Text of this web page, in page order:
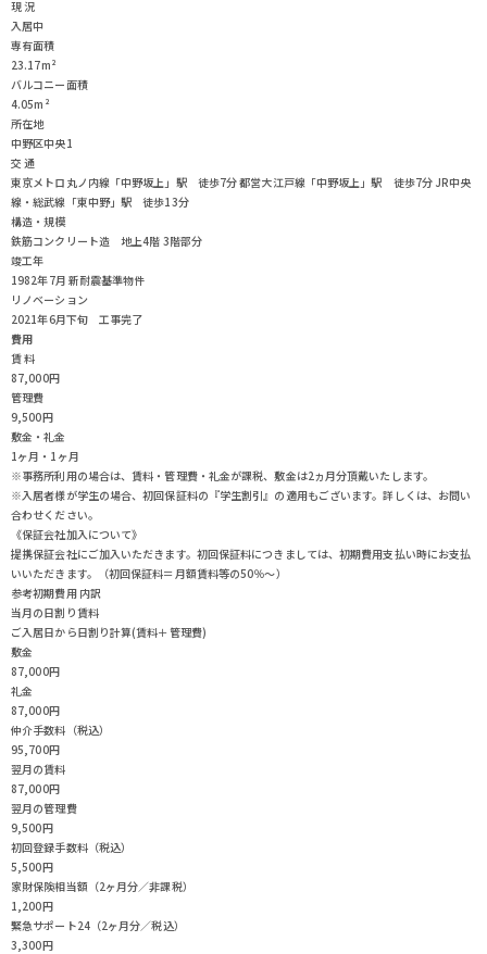
現 況
入居中
専有面積
23.17m²
バルコニー面積
4.05m²
所在地
中野区中央1
交 通
東京メトロ丸ノ内線「中野坂上」駅 徒歩7分都営大江戸線「中野坂上」駅 徒歩7分 JR中央
線・総武線「東中野」駅 徒歩13分
構造・規模
鉄筋コンクリート造 地上4階 3階部分
竣工年
1982年7月 新耐震基準物件
リノベーション
2021年6月下旬 工事完了
費用
賃 料
87,000円
管理費
9,500円
敷金・礼金
1ヶ月・1ヶ月
※事務所利用の場合は、賃料・管理費・礼金が課税、敷金は2ヵ月分頂戴いたします。
※入居者様が学生の場合、初回保証料の『学生割引』の適用もございます。詳しくは、お問い
合わせください。
《保証会社加入について》
提携保証会社にご加入いただきます。初回保証料につきましては、初期費用支払い時にお支払
いいただきます。（初回保証料＝月額賃料等の50％～）
参考初期費用 内訳
当月の日割り賃料
ご入居日から日割り計算(賃料＋管理費)
敷金
87,000円
礼金
87,000円
仲介手数料（税込）
95,700円
翌月の賃料
87,000円
翌月の管理費
9,500円
初回登録手数料（税込）
5,500円
家財保険相当額（2ヶ月分／非課税）
1,200円
緊急サポート24（2ヶ月分／税込）
3,300円